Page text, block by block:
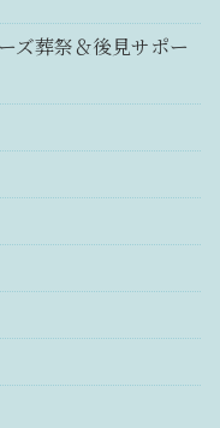
ズ葬祭＆後見サポー